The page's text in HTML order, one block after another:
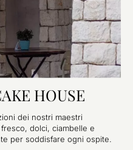
HOUSE
dei nostri maestri
dolci, ciambelle e
per soddisfare ogni ospite.